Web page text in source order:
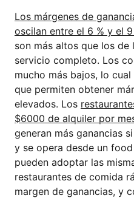
Los márgenes de
oscilan entre el 6 % y el 9
son más altos que los de
servicio completo. Los
mucho más bajos, lo
que permiten obtener
elevados. Los
$6000 de alquiler por
generan más ganancias
y se opera desde un
pueden adoptar las
restaurantes de comida
margen de ganancias, y